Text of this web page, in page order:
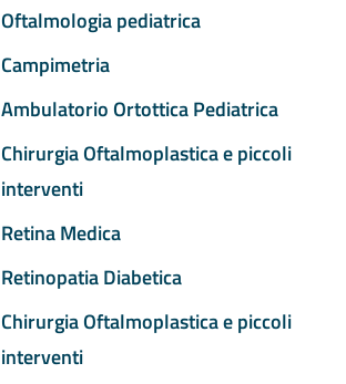
Oftalmologia pediatrica
Campimetria
Ambulatorio Ortottica Pediatrica
Chirurgia Oftalmoplastica e piccoli
interventi
Retina Medica
Retinopatia Diabetica
Chirurgia Oftalmoplastica e piccoli
interventi